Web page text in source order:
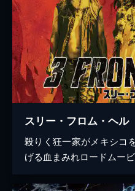
スリー・フロム・ヘル
殺りく狂一家がメキシコ
げる血まみれロードムー